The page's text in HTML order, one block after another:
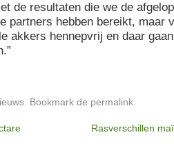
de resultaten die we de
partners hebben bereikt, maar
akkers hennepvrij en daar
. Bookmark de permalink
Rasverschillen